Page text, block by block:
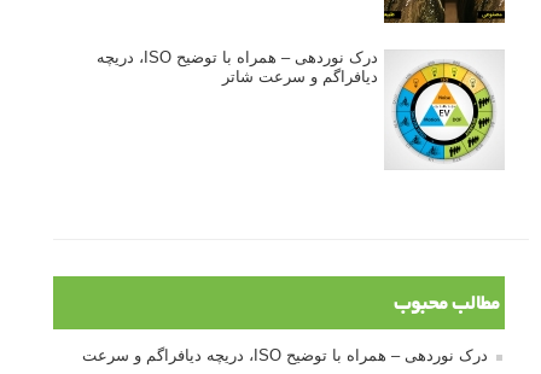
درک نوردهی – همراه با توضیح ISO، دریچه
دیافراگم و سرعت شاتر
مطالب محبوب
درک نوردهی – همراه با توضیح ISO، دریچه دیافراگم و سرعت